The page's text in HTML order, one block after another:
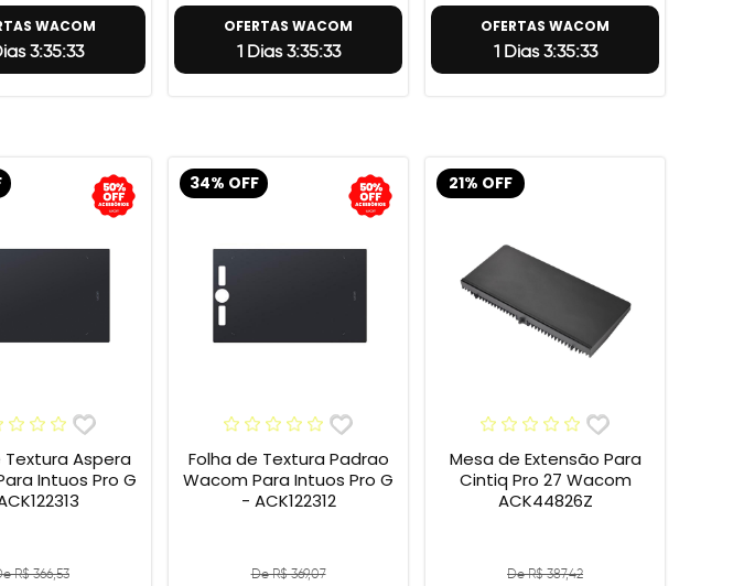
WACOM
3:35:32
OFERTAS WACOM
1 Dias 3:35:32
OFERTAS WACOM
1 Dias 3:35:32
Textura Aspera
Intuos Pro G
R$ 366,53
34% OFF
Folha de Textura Padrao
Wacom Para Intuos Pro G
- ACK122312
De R$ 369,07
21% OFF
Mesa de Extensão Para
Cintiq Pro 27 Wacom
ACK44826Z
De R$ 387,42